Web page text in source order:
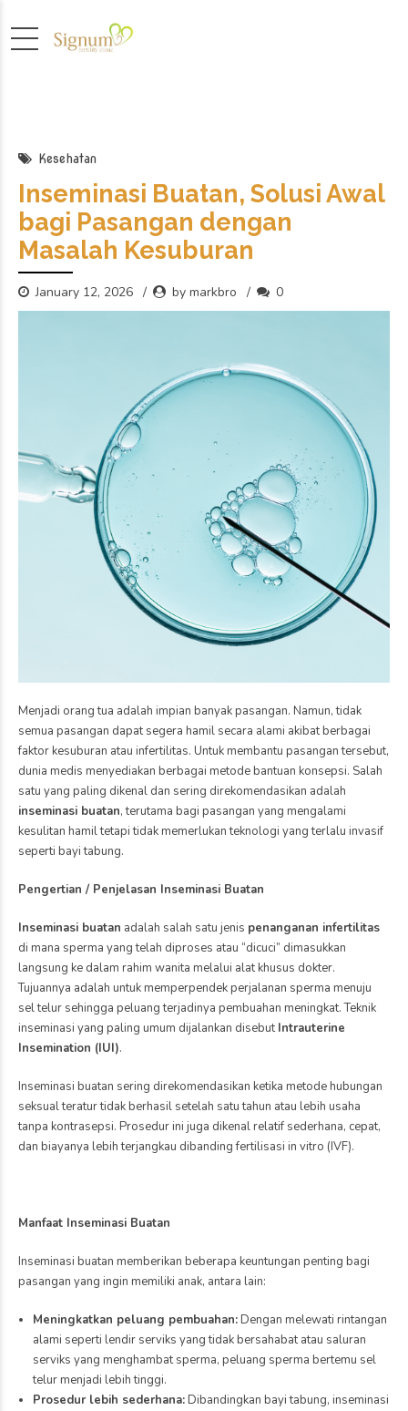
Kesehatan
Inseminasi Buatan, Solusi Awal
bagi Pasangan dengan
Masalah Kesuburan
January 12, 2026 by markbro 0
Menjadi orang tua adalah impian banyak pasangan. Namun, tidak
semua pasangan dapat segera hamil secara alami akibat berbagai
faktor kesuburan atau infertilitas. Untuk membantu pasangan tersebut,
dunia medis menyediakan berbagai metode bantuan konsepsi. Salah
satu yang paling dikenal dan sering direkomendasikan adalah
inseminasi buatan, terutama bagi pasangan yang mengalami
kesulitan hamil tetapi tidak memerlukan teknologi yang terlalu invasif
seperti bayi tabung.
Pengertian / Penjelasan Inseminasi Buatan
Inseminasi buatan adalah salah satu jenis penanganan infertilitas
di mana sperma yang telah diproses atau “dicuci” dimasukkan
langsung ke dalam rahim wanita melalui alat khusus dokter.
Tujuannya adalah untuk memperpendek perjalanan sperma menuju
sel telur sehingga peluang terjadinya pembuahan meningkat. Teknik
inseminasi yang paling umum dijalankan disebutIntrauterine
Insemination (IUI).
Inseminasi buatan sering direkomendasikan ketika metode hubungan
seksual teratur tidak berhasil setelah satu tahun atau lebih usaha
tanpa kontrasepsi. Prosedur ini juga dikenal relatif sederhana, cepat,
dan biayanya lebih terjangkau dibanding fertilisasi in vitro (IVF).
Manfaat Inseminasi Buatan
Inseminasi buatan memberikan beberapa keuntungan penting bagi
pasangan yang ingin memiliki anak, antara lain:
Meningkatkan peluang pembuahan:Dengan melewati rintangan
alami seperti lendir serviks yang tidak bersahabat atau saluran
serviks yang menghambat sperma, peluang sperma bertemu sel
telur menjadi lebih tinggi.
Prosedur lebih sederhana:Dibandingkan bayi tabung, inseminasi